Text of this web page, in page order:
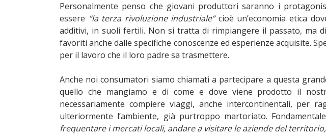
Personalmente penso che giovani produttori saranno i
essere “la terza rivoluzione industriale”cioè un’economia etica
additivi, in suoli fertili. Non si tratta di rimpiangere il passato, ma
favoriti anche dalle specifiche conoscenze ed esperienze acquisite.
per il lavoro che il loro padre sa trasmettere.
Anche noi consumatori siamo chiamati a partecipare a questa
quello che mangiamo e di come e dove viene prodotto il
necessariamente compiere viaggi, anche intercontinentali, per
ulteriormente l’ambiente, già purtroppo martoriato.
frequentare i mercati locali, andare a visitare le aziende del